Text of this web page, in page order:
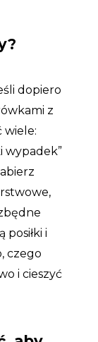
dopiero
z
wiele:
wypadek”
posiłki i
czego
i cieszyć